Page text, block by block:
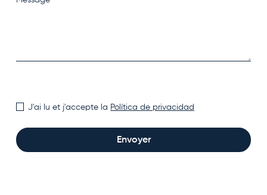
J'ai lu et j'accepte la Política de privacidad
Envoyer